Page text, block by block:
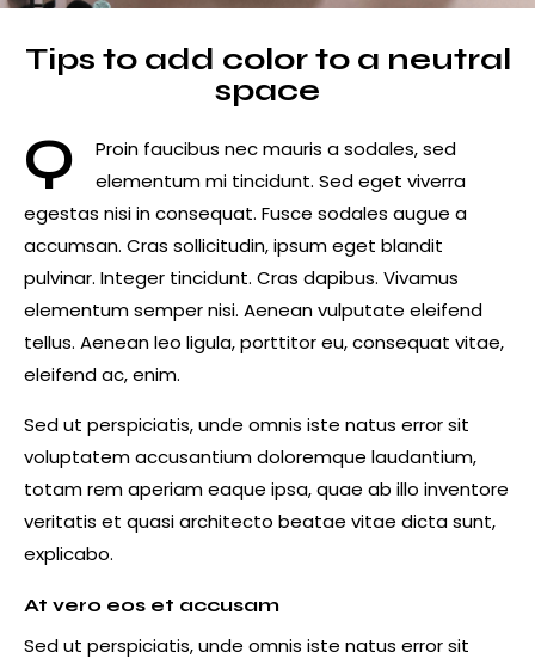
Tips to add color to a neutral
space
Q
Proin faucibus nec mauris a sodales, sed
elementum mi tincidunt. Sed eget viverra
egestas nisi in consequat. Fusce sodales augue a
accumsan. Cras sollicitudin, ipsum eget blandit
pulvinar. Integer tincidunt. Cras dapibus. Vivamus
elementum semper nisi. Aenean vulputate eleifend
tellus. Aenean leo ligula, porttitor eu, consequat vitae,
eleifend ac, enim.
Sed ut perspiciatis, unde omnis iste natus error sit
voluptatem accusantium doloremque laudantium,
totam rem aperiam eaque ipsa, quae ab illo inventore
veritatis et quasi architecto beatae vitae dicta sunt,
explicabo.
At vero eos et accusam
Sed ut perspiciatis, unde omnis iste natus error sit